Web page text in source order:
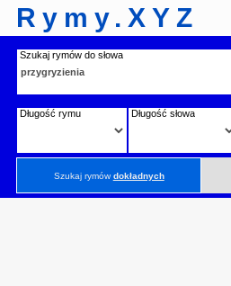
Rymy.XYZ
Szukaj rymów do słowa
Długość rymu Długość słowa
Szukaj rymówdokładnych